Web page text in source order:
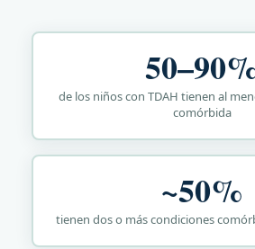
de los niños con TDAH tienen al
comórbida
~50%
tienen dos o más condiciones